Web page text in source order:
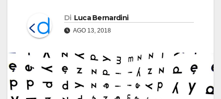
Di Luca Bernardini
AGO 13, 2018